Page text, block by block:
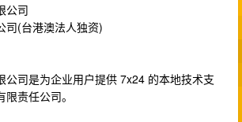
公司
司(台港澳法人独资)
公司是为企业用户提供 7x24 的本地技术支
责任公司。